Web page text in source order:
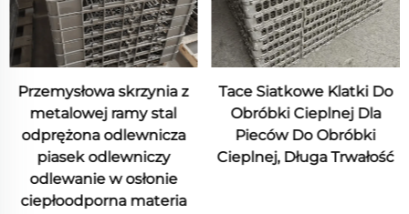
skrzynia z
ramy stal
odlewnicza
odlewniczy
w osłonie
materia
Tace Siatkowe Klatki Do
Obróbki Cieplnej Dla
Pieców Do Obróbki
Cieplnej, Długa Trwałość